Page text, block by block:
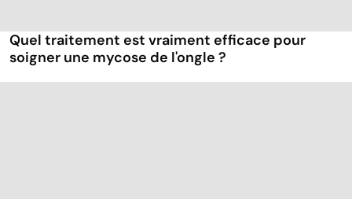
Quel traitement est vraiment efficace pour
soigner une mycose de l'ongle ?